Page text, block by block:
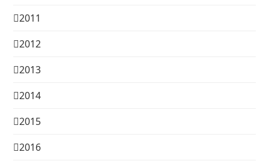
2011
2012
2013
2014
2015
2016